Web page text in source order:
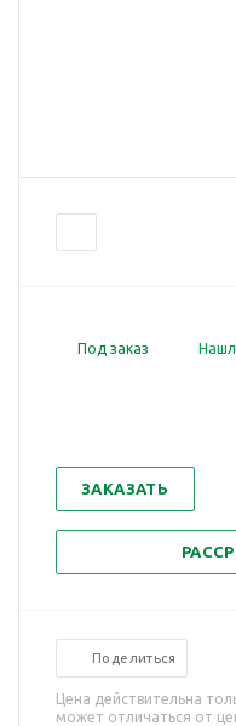
Под заказ
ЗАКАЗАТЬ
Поделиться
Цена действительна
может отличаться от